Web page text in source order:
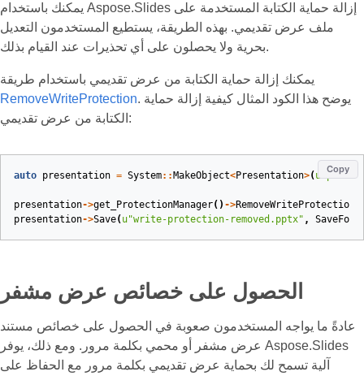
يمكنك باستخدام Aspose.Slides إزالة حماية الكتابة المستخدمة على
ملف عرض تقديمي. بهذه الطريقة، يستطيع المستخدمون التعديل
بحرية ولا يحصلون على أي تحذيرات عند القيام بذلك.
يمكنك إزالة حماية الكتابة من عرض تقديمي باستخدام طريقة
RemoveWriteProtection. يوضح هذا الكود المثال كيفية إزالة حماية
الكتابة من عرض تقديمي:
Copy
auto presentation = System:: MakeObject<Presentation>( u
presentation->get_ProtectionManager() ->RemoveWriteProtection
presentation->Save( u"write-protection-removed.pptx" ,
الحصول على خصائص عرض مشفر
عادةً ما يواجه المستخدمون صعوبة في الحصول على خصائص مستند
عرض مشفر أو محمي بكلمة مرور. ومع ذلك، يوفر Aspose.Slides
آلية تسمح لك بحماية عرض تقديمي بكلمة مرور مع الحفاظ على